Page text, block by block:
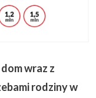
wraz z
rodziny w